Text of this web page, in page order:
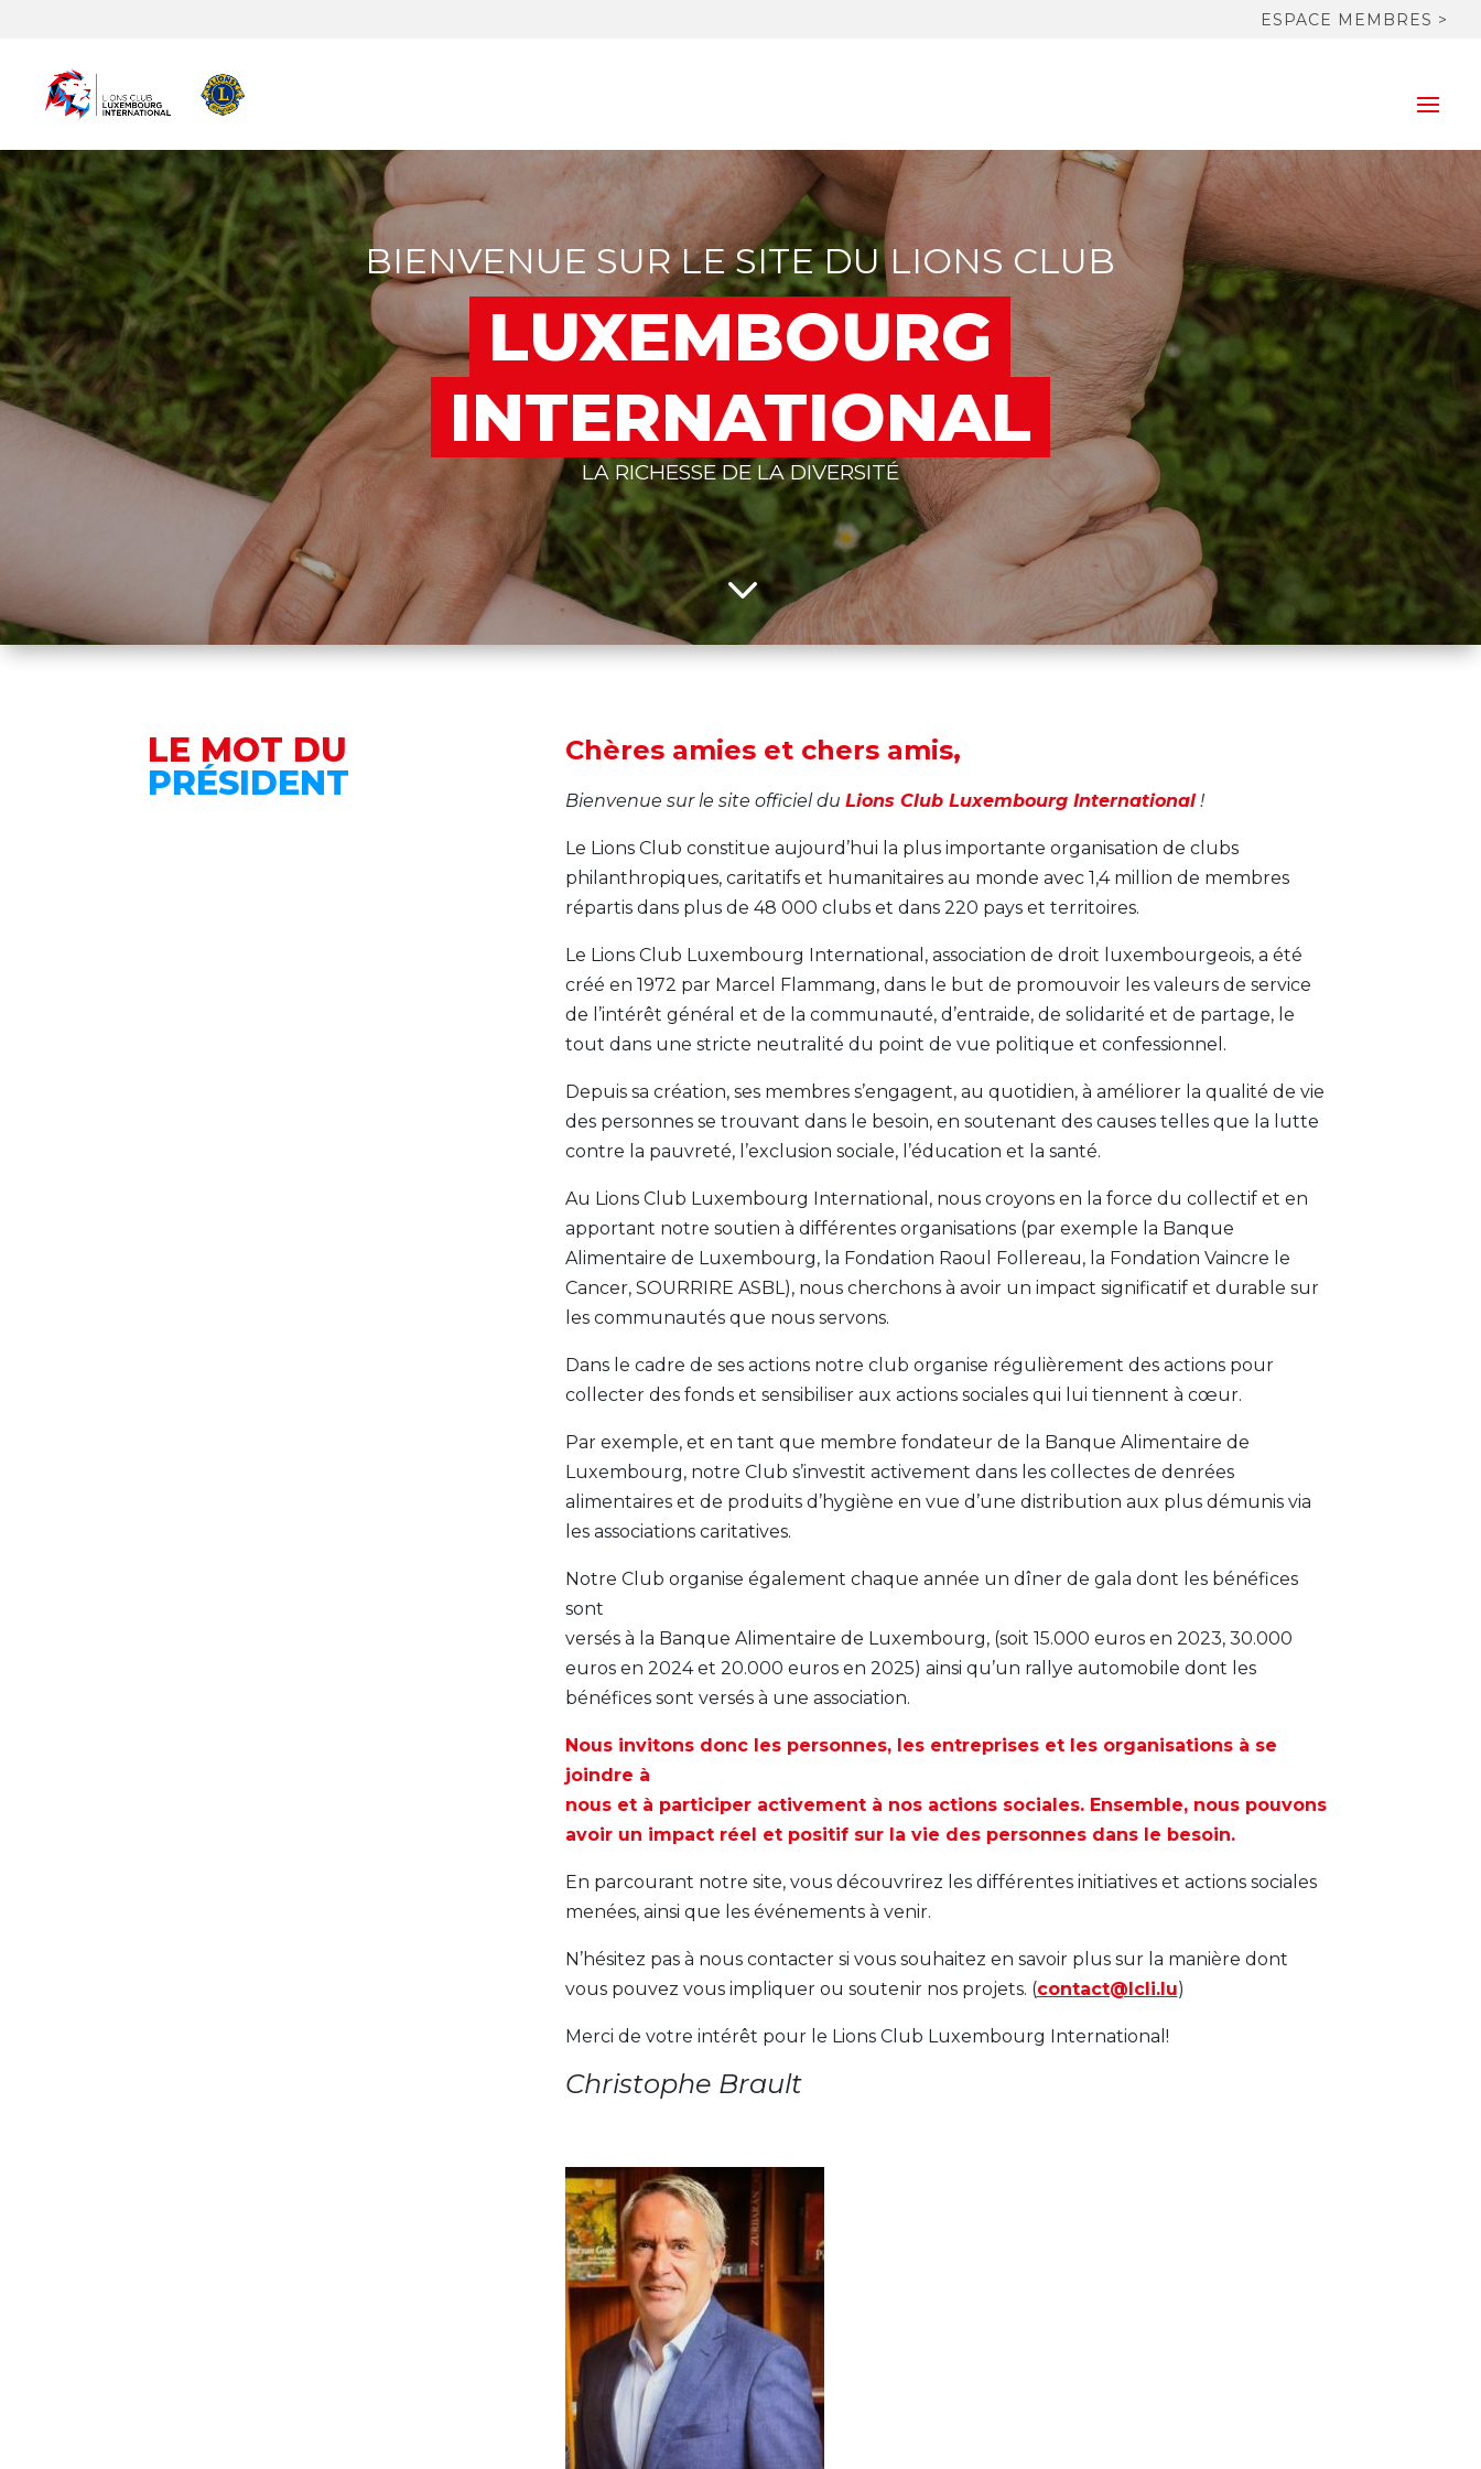
ESPACE MEMBRES >
BIENVENUE SUR LE SITE DU LIONS CLUB
LUXEMBOURG
INTERNATIONAL
LA RICHESSE DE LA DIVERSITÉ
3
LE MOT DU
PRÉSIDENT
Chères amies et chers amis,
Bienvenue sur le site officiel du Lions Club Luxembourg International!
Le Lions Club constitue aujourd’hui la plus importante organisation de clubs
philanthropiques, caritatifs et humanitaires au monde avec 1,4 million de membres
répartis dans plus de 48 000 clubs et dans 220 pays et territoires.
Le Lions Club Luxembourg International, association de droit luxembourgeois, a été
créé en 1972 par Marcel Flammang, dans le but de promouvoir les valeurs de service
de l’intérêt général et de la communauté, d’entraide, de solidarité et de partage, le
tout dans une stricte neutralité du point de vue politique et confessionnel.
Depuis sa création, ses membres s’engagent, au quotidien, à améliorer la qualité de vie
des personnes se trouvant dans le besoin, en soutenant des causes telles que la lutte
contre la pauvreté, l’exclusion sociale, l’éducation et la santé.
Au Lions Club Luxembourg International, nous croyons en la force du collectif et en
apportant notre soutien à différentes organisations (par exemple la Banque
Alimentaire de Luxembourg, la Fondation Raoul Follereau, la Fondation Vaincre le
Cancer, SOURRIRE ASBL), nous cherchons à avoir un impact significatif et durable sur
les communautés que nous servons.
Dans le cadre de ses actions notre club organise régulièrement des actions pour
collecter des fonds et sensibiliser aux actions sociales qui lui tiennent à cœur.
Par exemple, et en tant que membre fondateur de la Banque Alimentaire de
Luxembourg, notre Club s’investit activement dans les collectes de denrées
alimentaires et de produits d’hygiène en vue d’une distribution aux plus démunis via
les associations caritatives.
Notre Club organise également chaque année un dîner de gala dont les bénéfices
sont
versés à la Banque Alimentaire de Luxembourg, (soit 15.000 euros en 2023, 30.000
euros en 2024 et 20.000 euros en 2025) ainsi qu’un rallye automobile dont les
bénéfices sont versés à une association.
Nous invitons donc les personnes, les entreprises et les organisations à se
joindre à
nous et à participer activement à nos actions sociales. Ensemble, nous pouvons
avoir un impact réel et positif sur la vie des personnes dans le besoin.
En parcourant notre site, vous découvrirez les différentes initiatives et actions sociales
menées, ainsi que les événements à venir.
N’hésitez pas à nous contacter si vous souhaitez en savoir plus sur la manière dont
vous pouvez vous impliquer ou soutenir nos projets. (contact@lcli.lu)
Merci de votre intérêt pour le Lions Club Luxembourg International!
Christophe Brault